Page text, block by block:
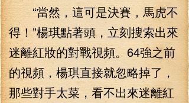
“當然，這可是決賽，馬虎不
得！”楊琪點著頭，立刻搜索出來
迷離紅妝的對戰視頻。64強之前
的視頻，楊琪直接就忽略掉了，
那些對手太菜，看不出來迷離紅